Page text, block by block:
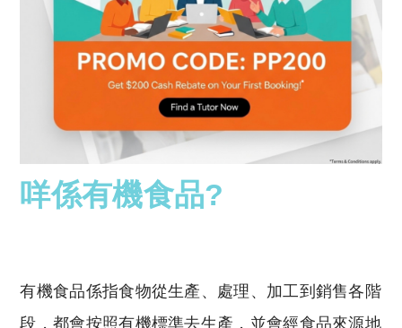
咩係有機食品?
有機食品係指食物從生產、處理、加工到銷售各階
段，都會按照有機標準去生產，並會經食品來源地